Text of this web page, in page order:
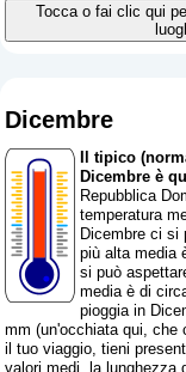
Tocca o fai clic qui
Dicembre
Il tipico
Dicembre è
Repubblica
temperatura
Dicembre ci si
più alta media
si può
media è di
pioggia in
mm (un'occhiata qui, che
il tuo viaggio, tieni
valori medi. la lunghezza